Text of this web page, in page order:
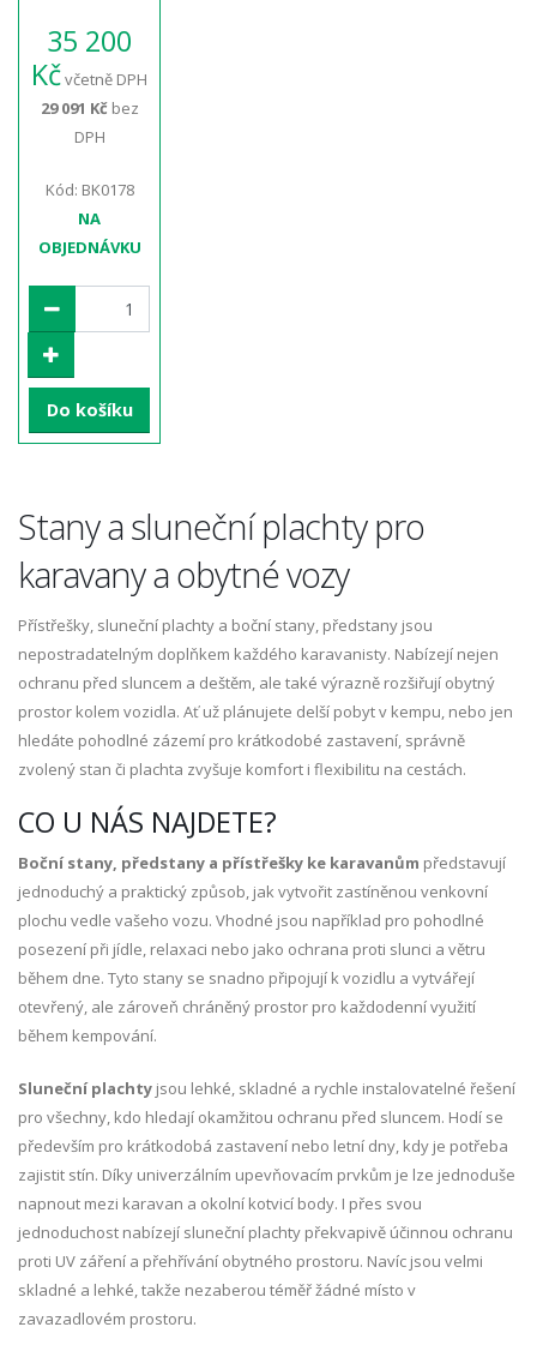
35 200
Kčvčetně DPH
29 091 Kčbez
DPH
Kód: BK0178
NA
OBJEDNÁVKU
Do košíku
Stany a sluneční plachty pro
karavany a obytné vozy
Přístřešky, sluneční plachty a boční stany, předstany jsou
nepostradatelným doplňkem každého karavanisty. Nabízejí nejen
ochranu před sluncem a deštěm, ale také výrazně rozšiřují obytný
prostor kolem vozidla. Ať už plánujete delší pobyt v kempu, nebo jen
hledáte pohodlné zázemí pro krátkodobé zastavení, správně
zvolený stan či plachta zvyšuje komfort i flexibilitu na cestách.
CO U NÁS NAJDETE?
Boční stany, předstany a přístřešky ke karavanům představují
jednoduchý a praktický způsob, jak vytvořit zastíněnou venkovní
plochu vedle vašeho vozu. Vhodné jsou například pro pohodlné
posezení při jídle, relaxaci nebo jako ochrana proti slunci a větru
během dne. Tyto stany se snadno připojují k vozidlu a vytvářejí
otevřený, ale zároveň chráněný prostor pro každodenní využití
během kempování.
Sluneční plachty jsou lehké, skladné a rychle instalovatelné řešení
pro všechny, kdo hledají okamžitou ochranu před sluncem. Hodí se
především pro krátkodobá zastavení nebo letní dny, kdy je potřeba
zajistit stín. Díky univerzálním upevňovacím prvkům je lze jednoduše
napnout mezi karavan a okolní kotvicí body. I přes svou
jednoduchost nabízejí sluneční plachty překvapivě účinnou ochranu
proti UV záření a přehřívání obytného prostoru. Navíc jsou velmi
skladné a lehké, takže nezaberou téměř žádné místo v
zavazadlovém prostoru.